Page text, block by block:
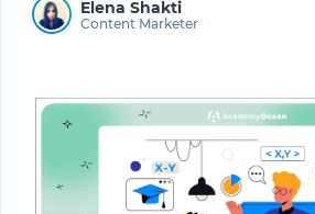
Elena Shakti
Content Marketer